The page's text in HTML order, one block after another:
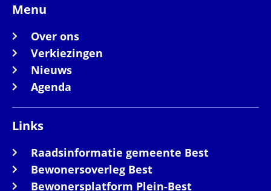
Menu
Over ons
Verkiezingen
Nieuws
Agenda
Links
Raadsinformatie gemeente Best
Bewonersoverleg Best
Bewonersplatform Plein-Best